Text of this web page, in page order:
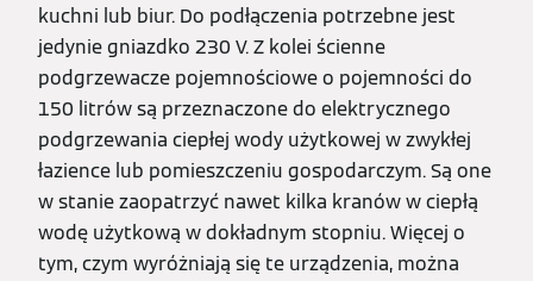
kuchni lub biur. Do podłączenia potrzebne jest
jedynie gniazdko 230 V. Z kolei ścienne
podgrzewacze pojemnościowe o pojemności do
150 litrów są przeznaczone do elektrycznego
podgrzewania ciepłej wody użytkowej w zwykłej
łazience lub pomieszczeniu gospodarczym. Są one
w stanie zaopatrzyć nawet kilka kranów w ciepłą
wodę użytkową w dokładnym stopniu. Więcej o
tym, czym wyróżniają się te urządzenia, można